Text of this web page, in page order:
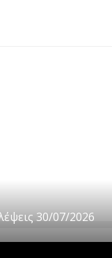
30/07/2026